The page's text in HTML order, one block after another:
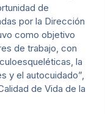
de
por la Dirección
como objetivo
de trabajo, con
la
y el autocuidado”,
de Vida de la